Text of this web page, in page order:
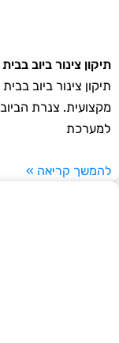
תיקון צינור ביוב
תיקון צינור ביוב
מקצועית. צנרת
למערכת
להמשך קריאה »